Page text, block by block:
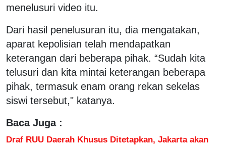
menelusuri video itu.
Dari hasil penelusuran itu, dia mengatakan,
aparat kepolisian telah mendapatkan
keterangan dari beberapa pihak. “Sudah kita
telusuri dan kita mintai keterangan beberapa
pihak, termasuk enam orang rekan sekelas
siswi tersebut," katanya.
Baca Juga :
Draf RUU Daerah Khusus Ditetapkan, Jakarta akan